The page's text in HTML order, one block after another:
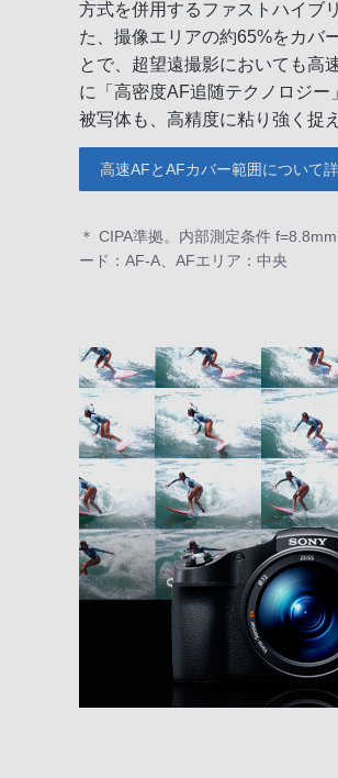
方式を併用するファストハイブ
た、撮像エリアの約65%をカバ
とで、超望遠撮影においても高
に「高密度AF追随テクノロジ
被写体も、高精度に粘り強く捉
高速AFとAFカバー範囲について
＊ CIPA準拠。内部測定条件
ード：AF-A、AFエリア：中央